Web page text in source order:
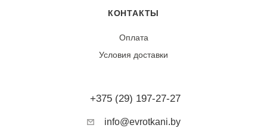
КОНТАКТЫ
Оплата
Условия доставки
+375 (29) 197-27-27
info@evrotkani.by